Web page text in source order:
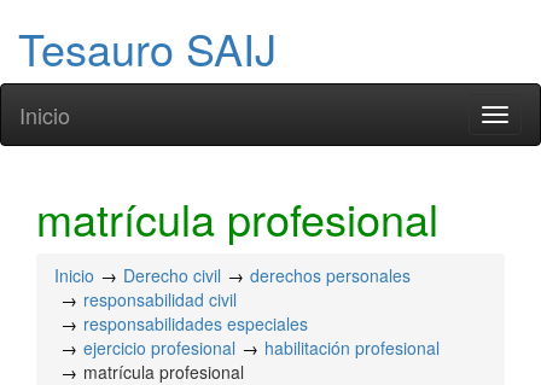
Tesauro SAIJ
Inicio
matrícula profesional
Inicio Derecho civil
derechos personales
responsabilidad civil
responsabilidades especiales
ejercicio profesional
habilitación profesional
matrícula profesional